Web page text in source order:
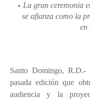
La gran ceremonia
se afianza como la
en
Santo Domingo, R.D.-
pasada edición que
audiencia y la